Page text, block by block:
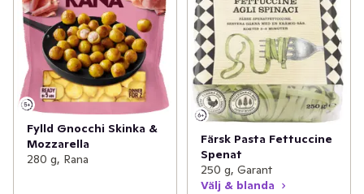
Fylld Gnocchi Skinka &
Mozzarella
280 g, Rana
Färsk Pasta Fettuccine
Spenat
250 g, Garant
Välj & blanda